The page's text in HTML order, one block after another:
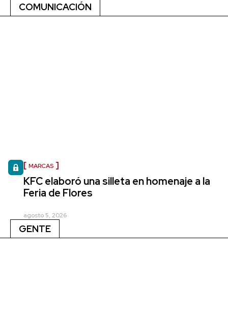
COMUNICACIÓN
MARCAS
KFC elaboró una silleta en homenaje a la
Feria de Flores
agosto 5, 2026
GENTE